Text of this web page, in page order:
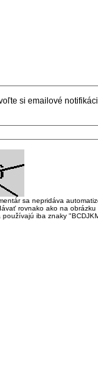
si emailové
sa nepridáva
rovnako ako na
iba znaky